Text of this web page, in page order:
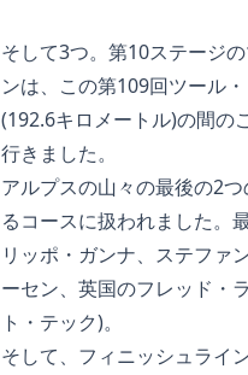
そして3つ。第10ステージ
ンは、この第109回ツール
(192.6キロメートル)の間の
行きました。
アルプスの山々の最後の2
るコースに扱われました。
リッポ・ガンナ、ステファ
ーセン、英国のフレッド・
ト・テック)。
そして、フィニッシュライ